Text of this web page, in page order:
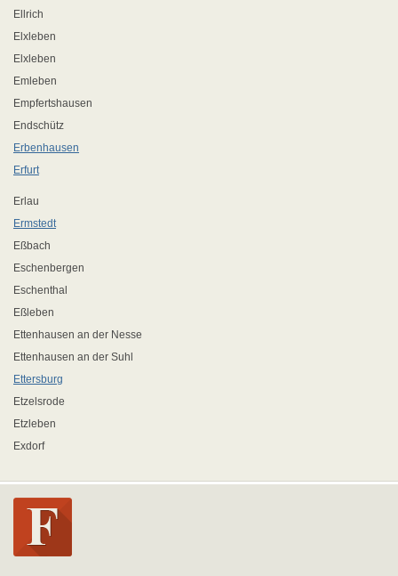
Ellrich
Elxleben
Elxleben
Emleben
Empfertshausen
Endschütz
Erbenhausen
Erfurt
Erlau
Ermstedt
Eßbach
Eschenbergen
Eschenthal
Eßleben
Ettenhausen an der Nesse
Ettenhausen an der Suhl
Ettersburg
Etzelsrode
Etzleben
Exdorf